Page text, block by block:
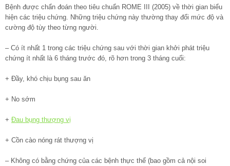
Bệnh được chẩn đoán theo tiêu chuẩn ROME III (2005) về thời gian biểu
hiện các triệu chứng. Những triệu chứng này thường thay đổi mức độ và
cường độ tùy theo từng người.
– Có ít nhất 1 trong các triệu chứng sau với thời gian khởi phát triệu
chứng ít nhất là 6 tháng trước đó, rõ hơn trong 3 tháng cuối:
+ Đầy, khó chịu bụng sau ăn
+ No sớm
+ Đau bụng thượng vị
+ Cồn cào nóng rát thượng vị
– Không có bằng chứng của các bệnh thực thể (bao gồm cả nội soi